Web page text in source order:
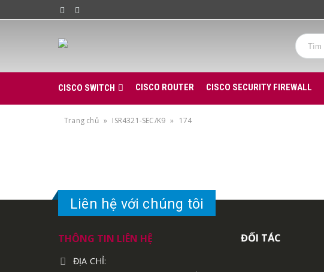
CISCO SWITCH CISCO ROUTER CISCO SECURITY FIREWALL
Trang chủ » ISR4321-SEC/K9 » 174
Liên hệ với chúng tôi
THÔNG TIN LIÊN HỆ
ĐỊA CHỈ:
ĐỐI TÁC